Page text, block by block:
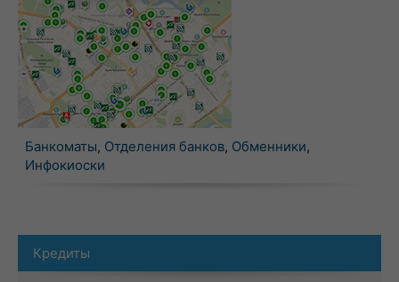
Банкоматы, Отделения банков, Обменники,
Инфокиоски
Кредиты